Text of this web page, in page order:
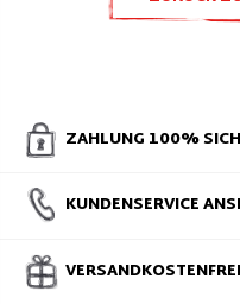
ZAHLUNG 100%
KUNDENSERVICE
VERSANDKOSTENFREI